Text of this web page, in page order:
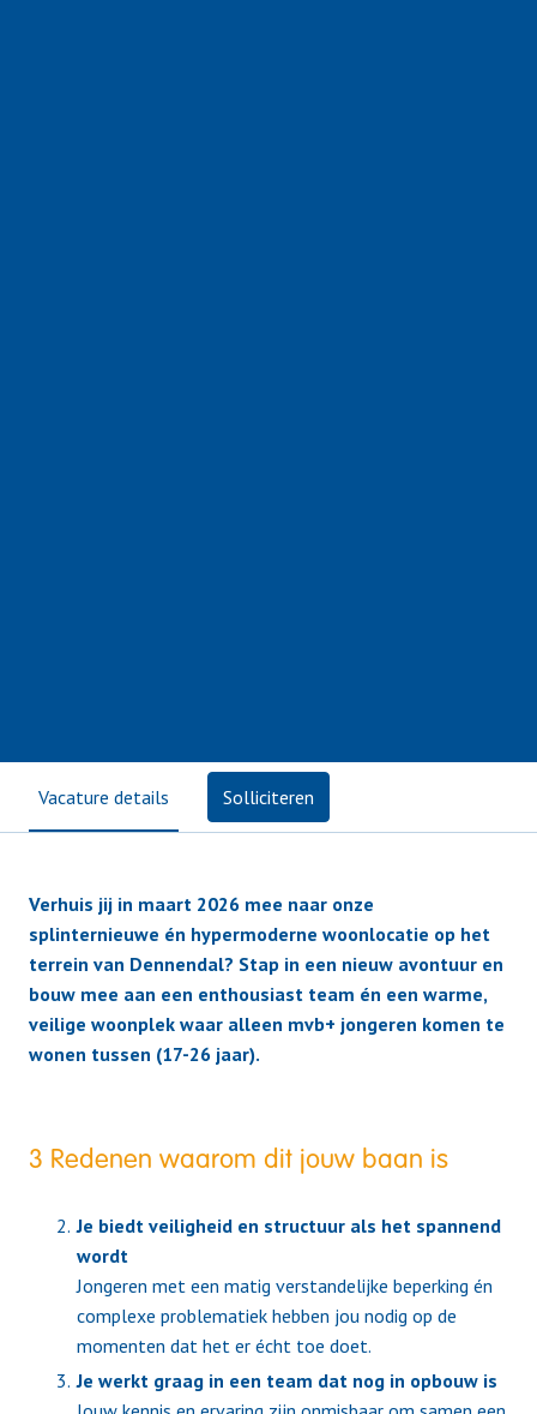
Vacature details Solliciteren
Verhuis jij in maart 2026 mee naar onze
splinternieuwe én hypermoderne woonlocatie op het
terrein van Dennendal? Stap in een nieuw avontuur en
bouw mee aan een enthousiast team én een warme,
veilige woonplek waar alleen mvb+ jongeren komen te
wonen tussen (17-26 jaar).
3 Redenen waarom dit jouw baan is
Je biedt veiligheid en structuur als het spannend
wordt
Jongeren met een matig verstandelijke beperking én
complexe problematiek hebben jou nodig op de
momenten dat het er écht toe doet.
Je werkt graag in een team dat nog in opbouw is